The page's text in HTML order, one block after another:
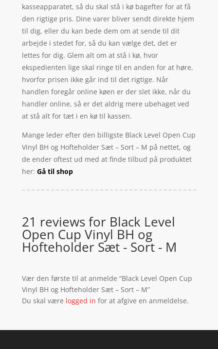
kasseapparatet, så du skal stå i kø bagefter for at få
den rigtige pris. Dine varer bliver sendt direkte hjem
til dig, eller du kan bede dem om at sende til dit
arbejde i stedet for, så du kan vælge det, det er
lettes for dig. Glem alt om at stå i kø, hvor
ekspedienten lige skal ringe til en anden for at høre,
hvorfor prisen ikke går ind til det rigtige. Når
handlen foregår online køen er der slet ikke, når du
handler online, så er det aldrig mere ubehaget ved
at stå alt for tæt i en kø til kassen.
Mange leder efter den billigste Black Level Open Cup
Vinyl BH og Hofteholder Sæt – Sort – M på nettet, og
de ender oftest ud med at finde tilbud på produktet
her: Gå til shop
21 reviews for Black Level
Open Cup Vinyl BH og
Hofteholder Sæt - Sort - M
Vær den første til at anmelde “Black Level Open Cup
Vinyl BH og Hofteholder Sæt – Sort – M”
Du skal være logged in for at afgive en anmeldelse.